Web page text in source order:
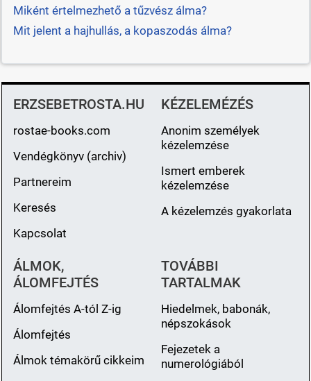
Miként értelmezhető a tűzvész álma?
Mit jelent a hajhullás, a kopaszodás álma?
ERZSEBETROSTA.HU
rostae-books.com
Vendégkönyv (archiv)
Partnereim
Keresés
Kapcsolat
KÉZELEMÉZÉS
Anonim személyek
kézelemzése
Ismert emberek
kézelemzése
A kézelemzés gyakorlata
ÁLMOK,
ÁLOMFEJTÉS
Álomfejtés A-tól Z-ig
Álomfejtés
Álmok témakörű cikkeim
TOVÁBBI
TARTALMAK
Hiedelmek, babonák,
népszokások
Fejezetek a
numerológiából